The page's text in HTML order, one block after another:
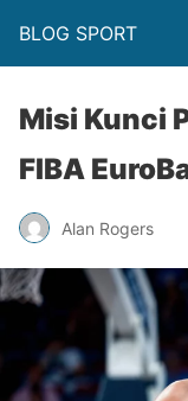
BLOG SPORT
Misi Kunci
FIBA
Alan Rogers